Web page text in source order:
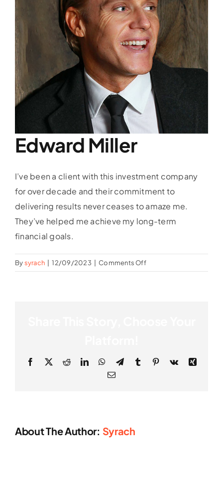
Edward Miller
I’ve been a client with this investment company
for over decade and their commitment to
delivering results never ceases to amaze me.
They’ve helped me achieve my long-term
financial goals.
Bysyrach 12/09/2023 Comments Offon
Edward
Facebook
X RedditLinkedInWhatsApp
TelegramTumblr Pinterest
Vk
Xing
Email
About The Author: Syrach